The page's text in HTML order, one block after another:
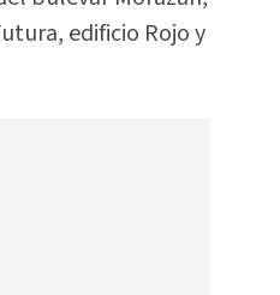
edificio Rojo y